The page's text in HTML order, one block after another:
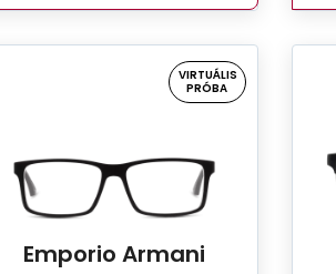
VIRTUÁLIS
PRÓBA
Emporio Armani